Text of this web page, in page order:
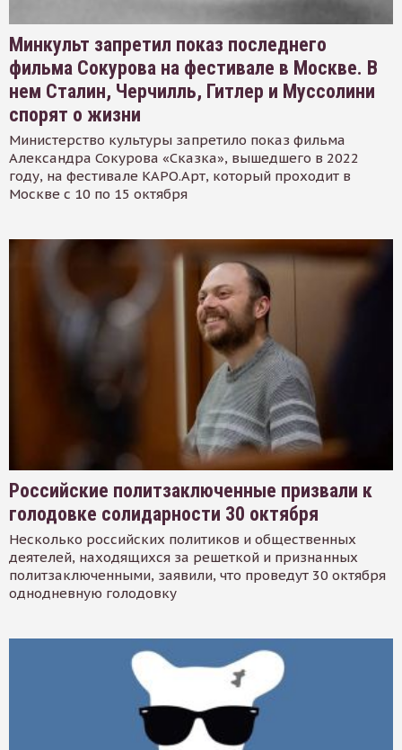
Минкульт запретил показ последнего
фильма Сокурова на фестивале в Москве. В
нем Сталин, Черчилль, Гитлер и Муссолини
спорят о жизни
Министерство культуры запретило показ фильма
Александра Сокурова «Сказка», вышедшего в 2022
году, на фестивале КАРО.Арт, который проходит в
Москве с 10 по 15 октября
Российские политзаключенные призвали к
голодовке солидарности 30 октября
Несколько российских политиков и общественных
деятелей, находящихся за решеткой и признанных
политзаключенными, заявили, что проведут 30 октября
однодневную голодовку